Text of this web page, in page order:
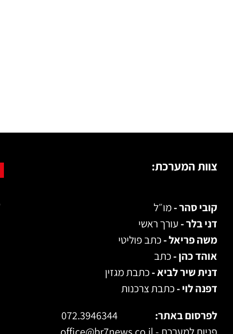
צוות המערכת:
קובי סהר -מו״ל
דני בלר - עורך ראשי
משה פריאל -כתב פוליטי
אוהד כהן -כתב
דנית שיר לביא -כתבת מגזין
דפנה לוי -כתבת צרכנות
לפרסום באתר:
072.3946344